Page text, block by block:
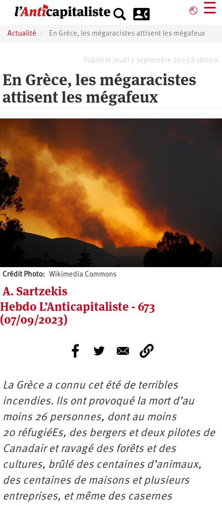
principal
⎋ ☰
Actualité En Grèce, les mégaracistes attisent les mégafeux
Publié le Jeudi 7 septembre 2023 à 18h00.
En Grèce, les mégaracistes
attisent les mégafeux
Crédit Photo Wikimedia Commons
A. Sartzekis
Hebdo L’Anticapitaliste - 673
(07/09/2023)
La Grèce a connu cet été de terribles
incendies. Ils ont provoqué la mort d’au
moins 26 personnes, dont au moins
20 réfugiéEs, des bergers et deux pilotes de
Canadair et ravagé des forêts et des
cultures, brûlé des centaines d’animaux,
des centaines de maisons et plusieurs
entreprises, et même des casernes